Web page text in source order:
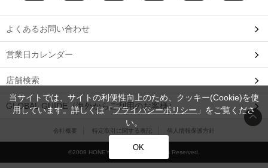
よくあるお問い合わせ
営業日カレンダー
店舗検索
GLOBAL GUIDE（海外からご利用のお客様）
会社概要 特定取引に関する表記 個人情報保護方針
©2009 HONEYS CO., LTD. All Rights Reserved.
当サイトでは、サイトの利便性向上のため、クッキー(Cookie)を使
用しています。詳しくは「プライバシーポリシー 」をご覧くださ
い。
OK